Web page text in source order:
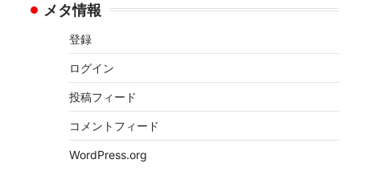
カ メタ情報
登録
ログイン
投稿フィード
コメントフィード
WordPress.org